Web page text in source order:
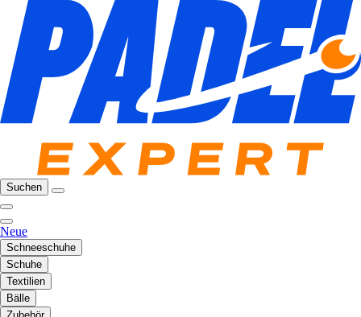
Suchen
Neue
Schneeschuhe
Schuhe
Textilien
Bälle